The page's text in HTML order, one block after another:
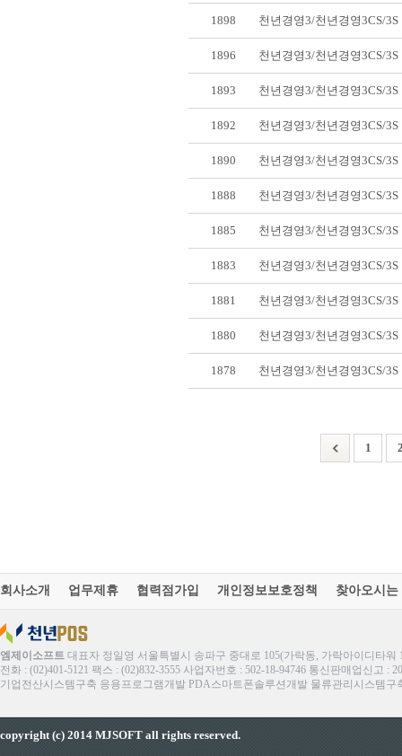
1898 천년경영3/천년경영3CS/
1896 천년경영3/천년경영3CS/
1893 천년경영3/천년경영3CS/
1892 천년경영3/천년경영3CS/
1890 천년경영3/천년경영3CS/
1888 천년경영3/천년경영3CS/
1885 천년경영3/천년경영3CS/
1883 천년경영3/천년경영3CS/
1881 천년경영3/천년경영3CS/
1880 천년경영3/천년경영3CS/
1878 천년경영3/천년경영3CS/
1
회사소개 업무제휴 협력점가입 개인정보보호정책 찾아오시는
엠제이소프트 대표자 정일영 서울특별시 송파구 중대로 105(가락동, 가락아이디타워
전화 : (02)401-5121 팩스 : (02)832-3555 사업자번호 : 502-18-94746 통신판매업신고 :
기업전산시스템구축 응용프로그램개발 PDA스마트폰솔루션개발 물류관리시스템구
copyright (c) 2014 MJSOFT all rights reserved.